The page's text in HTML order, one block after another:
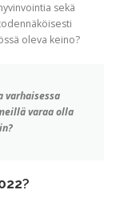
sekä
oleva keino?
varhaisessa
varaa olla
?